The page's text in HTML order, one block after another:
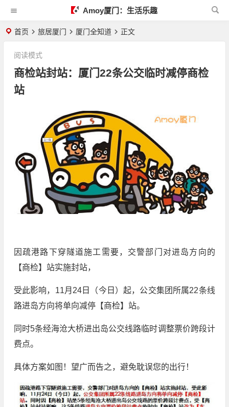
Amoy厦门：生活乐趣
首页 旅居厦门 厦门全知道 正文
商检站封站：厦门22条公交临时减停商检
站
阅读模式
因疏港路下穿隧道施工需要，交警部门对进岛方向的
【商检】站实施封站，
受此影响，11月24日（今日）起，公交集团所属22条线
路进岛方向将单向减停【商检】站。
同时5条经海沧大桥进出岛公交线路临时调整票价跨段计
费点。
具体方案如图！望广而告之，避免耽误您的出行！